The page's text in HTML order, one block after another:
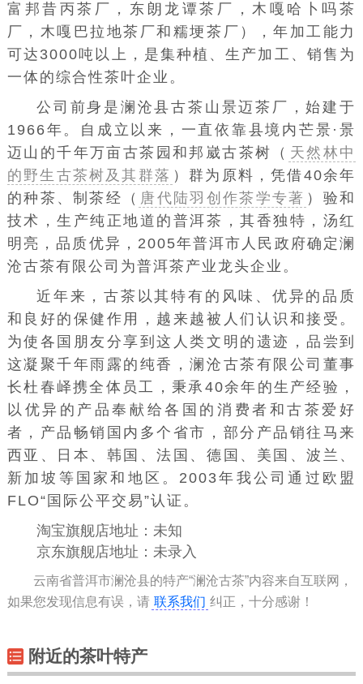
富邦昔丙茶厂，东朗龙谭茶厂，木嘎哈卜吗茶
厂，木嘎巴拉地茶厂和糯埂茶厂），年加工能力
可达3000吨以上，是集种植、生产加工、销售为
一体的综合性茶叶企业。
公司前身是澜沧县古茶山景迈茶厂，始建于
1966年。自成立以来，一直依靠县境内芒景·景
迈山的千年万亩古茶园和邦崴古茶树（ 天然林中
的野生古茶树及其群落 ）群为原料，凭借40余年
的种茶、制茶经（ 唐代陆羽创作茶学专著 ）验和
技术，生产纯正地道的普洱茶，其香独特，汤红
明亮，品质优异，2005年普洱市人民政府确定澜
沧古茶有限公司为普洱茶产业龙头企业。
近年来，古茶以其特有的风味、优异的品质
和良好的保健作用，越来越被人们认识和接受。
为使各国朋友分享到这人类文明的遗迹，品尝到
这凝聚千年雨露的纯香，澜沧古茶有限公司董事
长杜春峄携全体员工，秉承40余年的生产经验，
以优异的产品奉献给各国的消费者和古茶爱好
者，产品畅销国内多个省市，部分产品销往马来
西亚、日本、韩国、法国、德国、美国、波兰、
新加坡等国家和地区。2003年我公司通过欧盟
FLO“国际公平交易”认证。
淘宝旗舰店地址：未知
京东旗舰店地址：未录入
云南省普洱市澜沧县的特产“澜沧古茶”内容来自互联网，
如果您发现信息有误，请 联系我们 纠正，十分感谢！
附近的茶叶特产